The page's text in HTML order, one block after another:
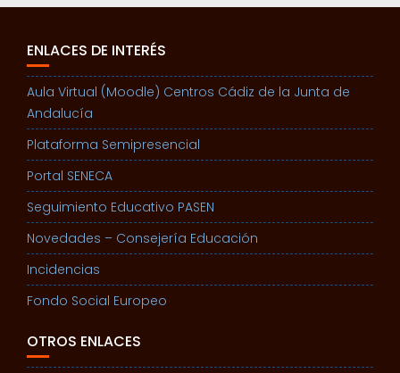
ENLACES DE INTERÉS
Aula Virtual (Moodle) Centros Cádiz de la Junta de
Andalucía
Plataforma Semipresencial
Portal SENECA
Seguimiento Educativo PASEN
Novedades – Consejería Educación
Incidencias
Fondo Social Europeo
OTROS ENLACES